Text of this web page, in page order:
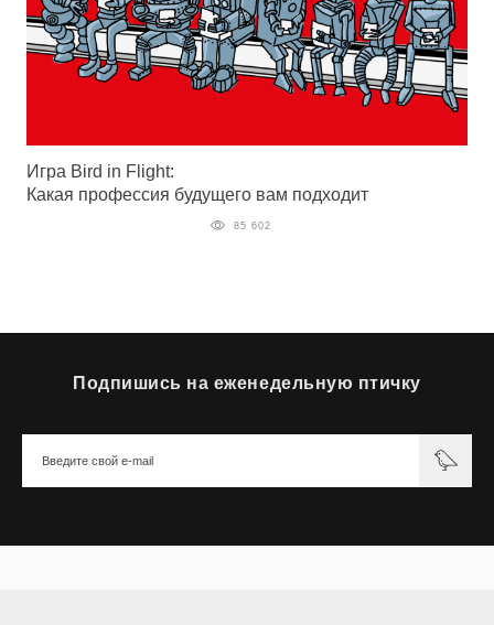
Игра Bird in Flight:
Какая профессия будущего вам подходит
85 602
Подпишись на еженедельную птичку